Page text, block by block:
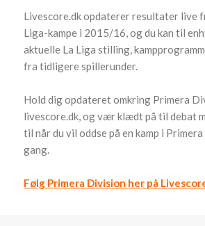
Livescore.dk opdaterer resultater live
Liga-kampe i 2015/16, og du kan til
aktuelle La Liga stilling,
fra tidligere spillerunder.
Hold dig opdateret omkring Primera
livescore.dk, og vær klædt på til debat
til når du vil oddse på en kamp i
gang.
Følg Primera Division her på